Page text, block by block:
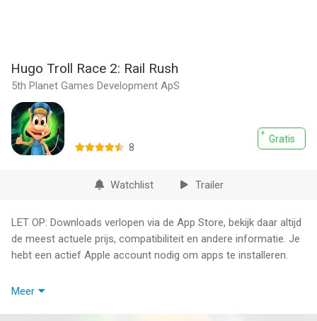
Hugo Troll Race 2: Rail Rush
5th Planet Games Development ApS
Gratis
8
Watchlist Trailer
LET OP: Downloads verlopen via de App Store, bekijk daar altijd
de meest actuele prijs, compatibiliteit en andere informatie. Je
hebt een actief Apple account nodig om apps te installeren.
Play the sequel to the smash hit endless runner that had
Meer